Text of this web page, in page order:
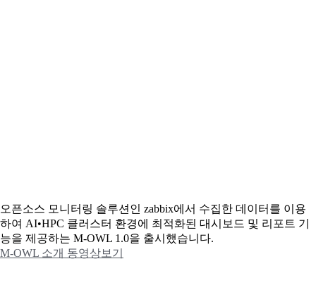
오픈소스 모니터링 솔루션인 zabbix에서 수집한 데이터를 이용
하여 AI•HPC 클러스터 환경에 최적화된 대시보드 및 리포트 기
능을 제공하는 M-OWL 1.0을 출시했습니다.
M-OWL 소개 동영상보기